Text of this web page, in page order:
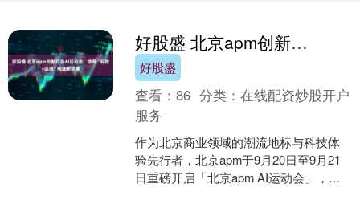
好股盛 北京apm创新打造AI运动会，诠释“科技+运动”商业新叙事
好股盛
查看：86 分类：在线配资炒股开户
服务
作为北京商业领域的潮流地标与科技体
验先行者，北京apm于9月20日至9月21
日重磅开启「北京apm AI运动会」，集